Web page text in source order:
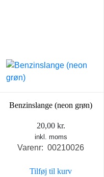
Benzinslange (neon grøn)
20,00 kr.
inkl. moms
Varenr: 00210026
Tilføj til kurv